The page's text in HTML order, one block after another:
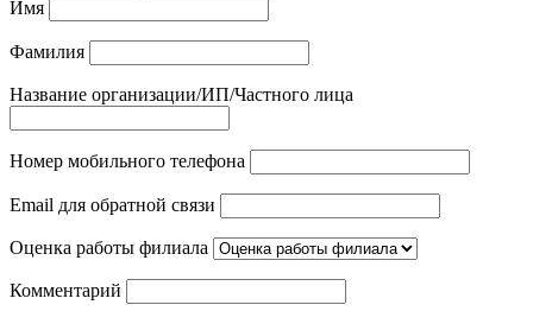
Имя
Фамилия
Название организации/ИП/Частного лица
Номер мобильного телефона
Email для обратной связи
Оценка работы филиала
Комментарий